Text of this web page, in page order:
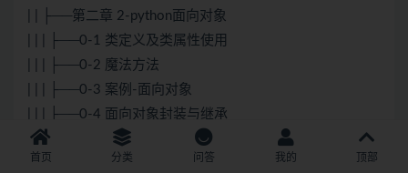
| | ├──第二章 2-python面向对象
| | | ├──0-1 类定义及类属性使用
| | | ├──0-2 魔法方法
| | | ├──0-3 案例-面向对象
| | | ├──0-4 面向对象封装与继承
| | | ├──0-5 面向对象多态
| | | └──0-6 类属性方法
首页 分类 问答 我的 顶部